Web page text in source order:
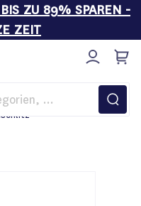
ZU 89% SPAREN -
ZEIT
Zubehör